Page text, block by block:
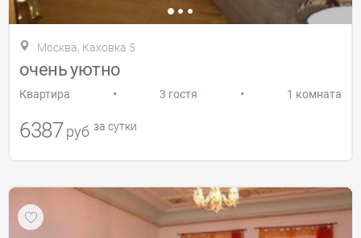
Москва, Каховка 5
очень уютно
Квартира • 3 гостя • 1 комната
6387 руб за сутки